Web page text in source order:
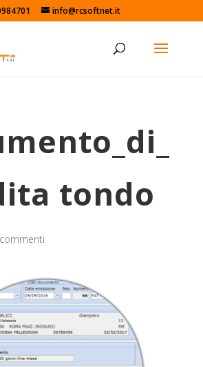
info@rcsoftnet.it
tondo